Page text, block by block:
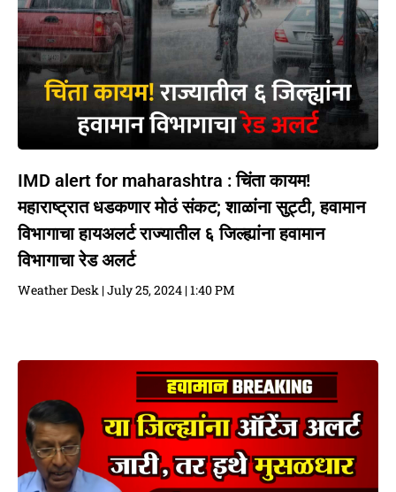
IMD alert for maharashtra : चिंता कायम!
महाराष्ट्रात धडकणार मोठं संकट; शाळांना सुट्टी, हवामान
विभागाचा हायअलर्ट राज्यातील ६ जिल्ह्यांना हवामान
विभागाचा रेड अलर्ट
Weather Desk July 25, 2024 1:40 PM